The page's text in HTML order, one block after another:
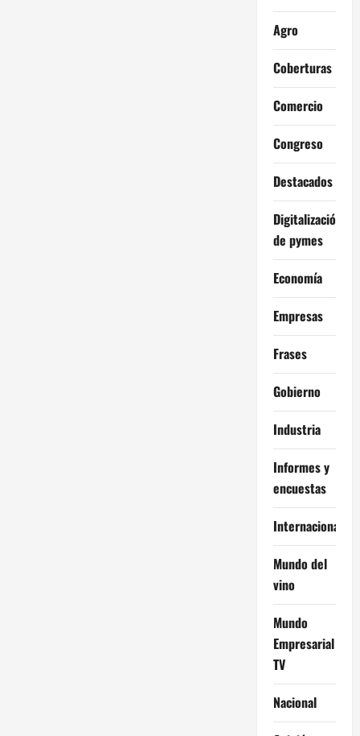
Agro
Coberturas
Comercio
Congreso
Destacados
Digitalización
de pymes
Economía
Empresas
Frases
Gobierno
Industria
Informes y
encuestas
Internacional
Mundo del
vino
Mundo
Empresarial
TV
Nacional